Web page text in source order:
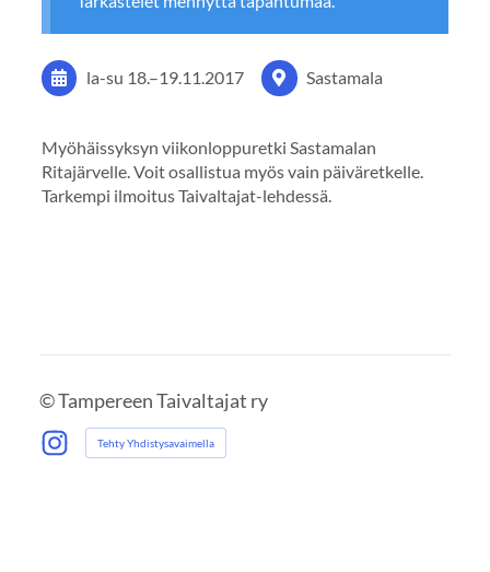
la-su 18.–19.11.2017 Sastamala
Myöhäissyksyn viikonloppuretki Sastamalan
Ritajärvelle. Voit osallistua myös vain päiväretkelle.
Tarkempi ilmoitus Taivaltajat-lehdessä.
©Tampereen Taivaltajat ry
Instagram
Tehty Yhdistysavaimella